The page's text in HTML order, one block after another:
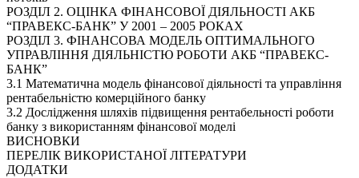
РОЗДІЛ 2. ОЦІНКА ФІНАНСОВОЇ ДІЯЛЬНОСТІ АКБ
“ПРАВЕКС-БАНК” У 2001 – 2005 РОКАХ
РОЗДІЛ 3. ФІНАНСОВА МОДЕЛЬ ОПТИМАЛЬНОГО
УПРАВЛІННЯ ДІЯЛЬНІСТЮ РОБОТИ АКБ “ПРАВЕКС-
БАНК”
3.1 Математична модель фінансової діяльності та управління
рентабельністю комерційного банку
3.2 Дослідження шляхів підвищення рентабельності роботи
банку з використанням фінансової моделі
ВИСНОВКИ
ПЕРЕЛІК ВИКОРИСТАНОЇ ЛІТЕРАТУРИ
ДОДАТКИ